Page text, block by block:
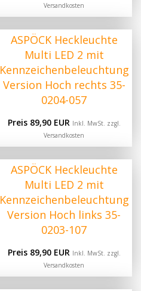
Versandkosten
ASPÖCK Heckleuchte
Multi LED 2 mit
Kennzeichenbeleuchtung
Version Hoch rechts 35-
0204-057
Preis 89,90 EUR Inkl. MwSt. zzgl.
Versandkosten
ASPÖCK Heckleuchte
Multi LED 2 mit
Kennzeichenbeleuchtung
Version Hoch links 35-
0203-107
Preis 89,90 EUR Inkl. MwSt. zzgl.
Versandkosten